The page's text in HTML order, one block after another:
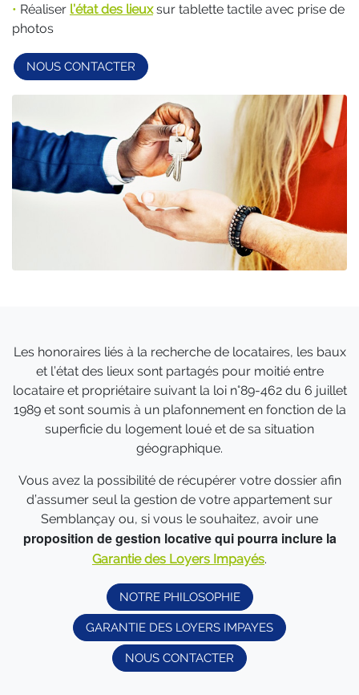
• Réaliser l’état des lieuxsur tablette tactile avec prise de
photos
NOUS CONTACTER
Les honoraires liés à la recherche de locataires, les baux
et l’état des lieux sont partagés pour moitié entre
locataire et propriétaire suivant la loi n°89-462 du 6 juillet
1989 et sont soumis à un plafonnement en fonction de la
superficie du logement loué et de sa situation
géographique.
Vous avez la possibilité de récupérer votre dossier afin
d’assumer seul la gestion de votre appartement sur
Semblançay ou, si vous le souhaitez, avoir une
proposition de gestion locative qui pourra inclure la
Garantie des Loyers Impayés.
NOTRE PHILOSOPHIE
GARANTIE DES LOYERS IMPAYES
NOUS CONTACTER